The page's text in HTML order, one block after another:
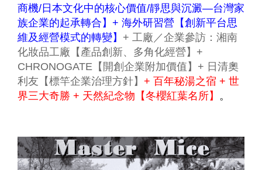
商機/日本文化中的核心價值/靜思與沉澱—台灣家
族企業的起承轉合】+ 海外研習營【創新平台思
維及經營模式的轉變】 + 工廠／企業參訪：湘南
化妝品工廠【產品創新、多角化經營】+
CHRONOGATE【開創企業附加價值】+ 日清奧
利友【標竿企業治理方針】 + 百年秘湯之宿 + 世
界三大奇勝 + 天然紀念物【冬櫻紅葉名所】 。